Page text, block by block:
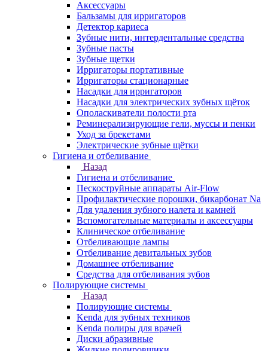
Аксессуары
Бальзамы для ирригаторов
Детектор кариеса
Зубные нити, интердентальные средства
Зубные пасты
Зубные щетки
Ирригаторы портативные
Ирригаторы стационарные
Насадки для ирригаторов
Насадки для электрических зубных щёток
Ополаскиватели полости рта
Реминерализирующие гели, муссы и пенки
Уход за брекетами
Электрические зубные щётки
Гигиена и отбеливание
Назад
Гигиена и отбеливание
Пескоструйные аппараты Air-Flow
Профилактические порошки, бикарбонат Na
Для удаления зубного налета и камней
Вспомогательные материалы и аксессуары
Клиническое отбеливание
Отбеливающие лампы
Отбеливание девитальных зубов
Домашнее отбеливание
Средства для отбеливания зубов
Полирующие системы
Назад
Полирующие системы
Kenda для зубных техников
Kenda полиры для врачей
Диски абразивные